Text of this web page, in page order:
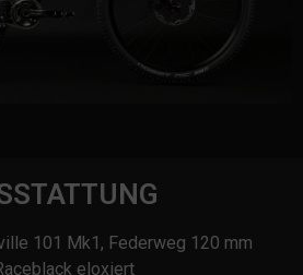
101 Mk1, Federweg 120 mm
eloxiert